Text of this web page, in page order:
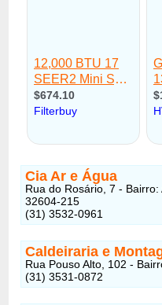
Cia Ar e Água
Rua do Rosário, 7 -
32604-215
(31) 3532-0961
Caldeiraria e
Rua Pouso Alto, 102 -
(31) 3531-0872